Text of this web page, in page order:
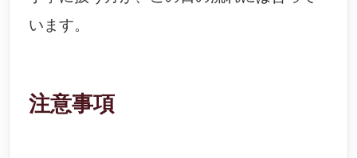
います。
注意事項